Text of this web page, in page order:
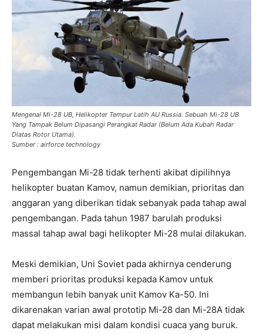
Mengenal Mi-28 UB, Helikopter Tempur Latih AU Russia. Sebuah Mi-28 UB
Yang Tampak Belum Dipasangi Perangkat Radar (Belum Ada Kubah Radar
Diatas Rotor Utama).
Sumber : airforce technology
Pengembangan Mi-28 tidak terhenti akibat dipilihnya
helikopter buatan Kamov, namun demikian, prioritas dan
anggaran yang diberikan tidak sebanyak pada tahap awal
pengembangan. Pada tahun 1987 barulah produksi
massal tahap awal bagi helikopter Mi-28 mulai dilakukan.
Meski demikian, Uni Soviet pada akhirnya cenderung
memberi prioritas produksi kepada Kamov untuk
membangun lebih banyak unit Kamov Ka-50. Ini
dikarenakan varian awal prototip Mi-28 dan Mi-28A tidak
dapat melakukan misi dalam kondisi cuaca yang buruk.